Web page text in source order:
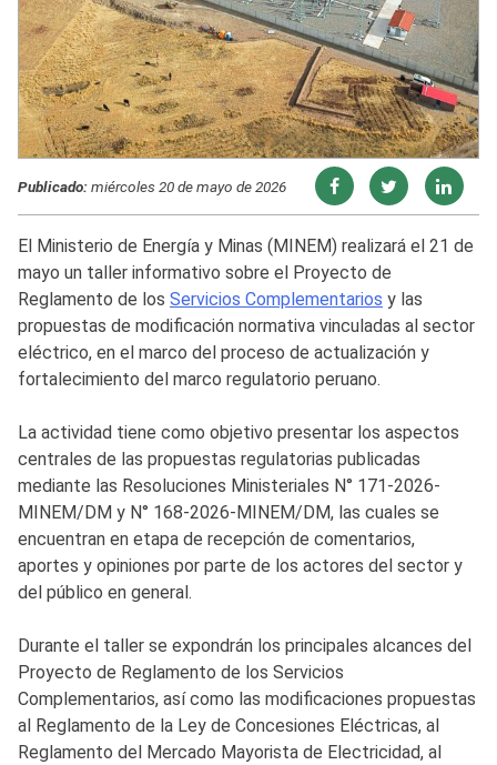
Publicado:miércoles 20 de mayo de 2026
El Ministerio de Energía y Minas (MINEM) realizará el 21 de
mayo un taller informativo sobre el Proyecto de
Reglamento de los Servicios Complementarios y las
propuestas de modificación normativa vinculadas al sector
eléctrico, en el marco del proceso de actualización y
fortalecimiento del marco regulatorio peruano.
La actividad tiene como objetivo presentar los aspectos
centrales de las propuestas regulatorias publicadas
mediante las Resoluciones Ministeriales N° 171-2026-
MINEM/DM y N° 168-2026-MINEM/DM, las cuales se
encuentran en etapa de recepción de comentarios,
aportes y opiniones por parte de los actores del sector y
del público en general.
Durante el taller se expondrán los principales alcances del
Proyecto de Reglamento de los Servicios
Complementarios, así como las modificaciones propuestas
al Reglamento de la Ley de Concesiones Eléctricas, al
Reglamento del Mercado Mayorista de Electricidad, al